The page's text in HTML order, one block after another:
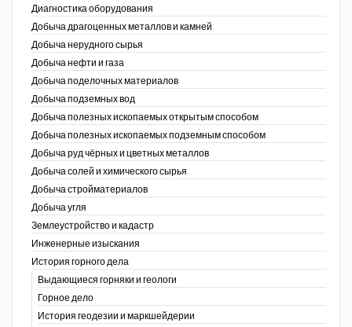
Диагностика оборудования
Добыча драгоценных металлов и камней
Добыча нерудного сырья
Добыча нефти и газа
Добыча поделочных материалов
Добыча подземных вод
Добыча полезных ископаемых открытым способом
Добыча полезных ископаемых подземным способом
Добыча руд чёрных и цветных металлов
Добыча солей и химического сырья
Добыча стройматериалов
Добыча угля
Землеустройство и кадастр
Инженерные изыскания
История горного дела
Выдающиеся горняки и геологи
Горное дело
История геодезии и маркшейдерии
Уголь
Уголь Кузбасса
Химагрегаты
Электроэнергия. Передача и
распределение
Coal People Magazine
PWC